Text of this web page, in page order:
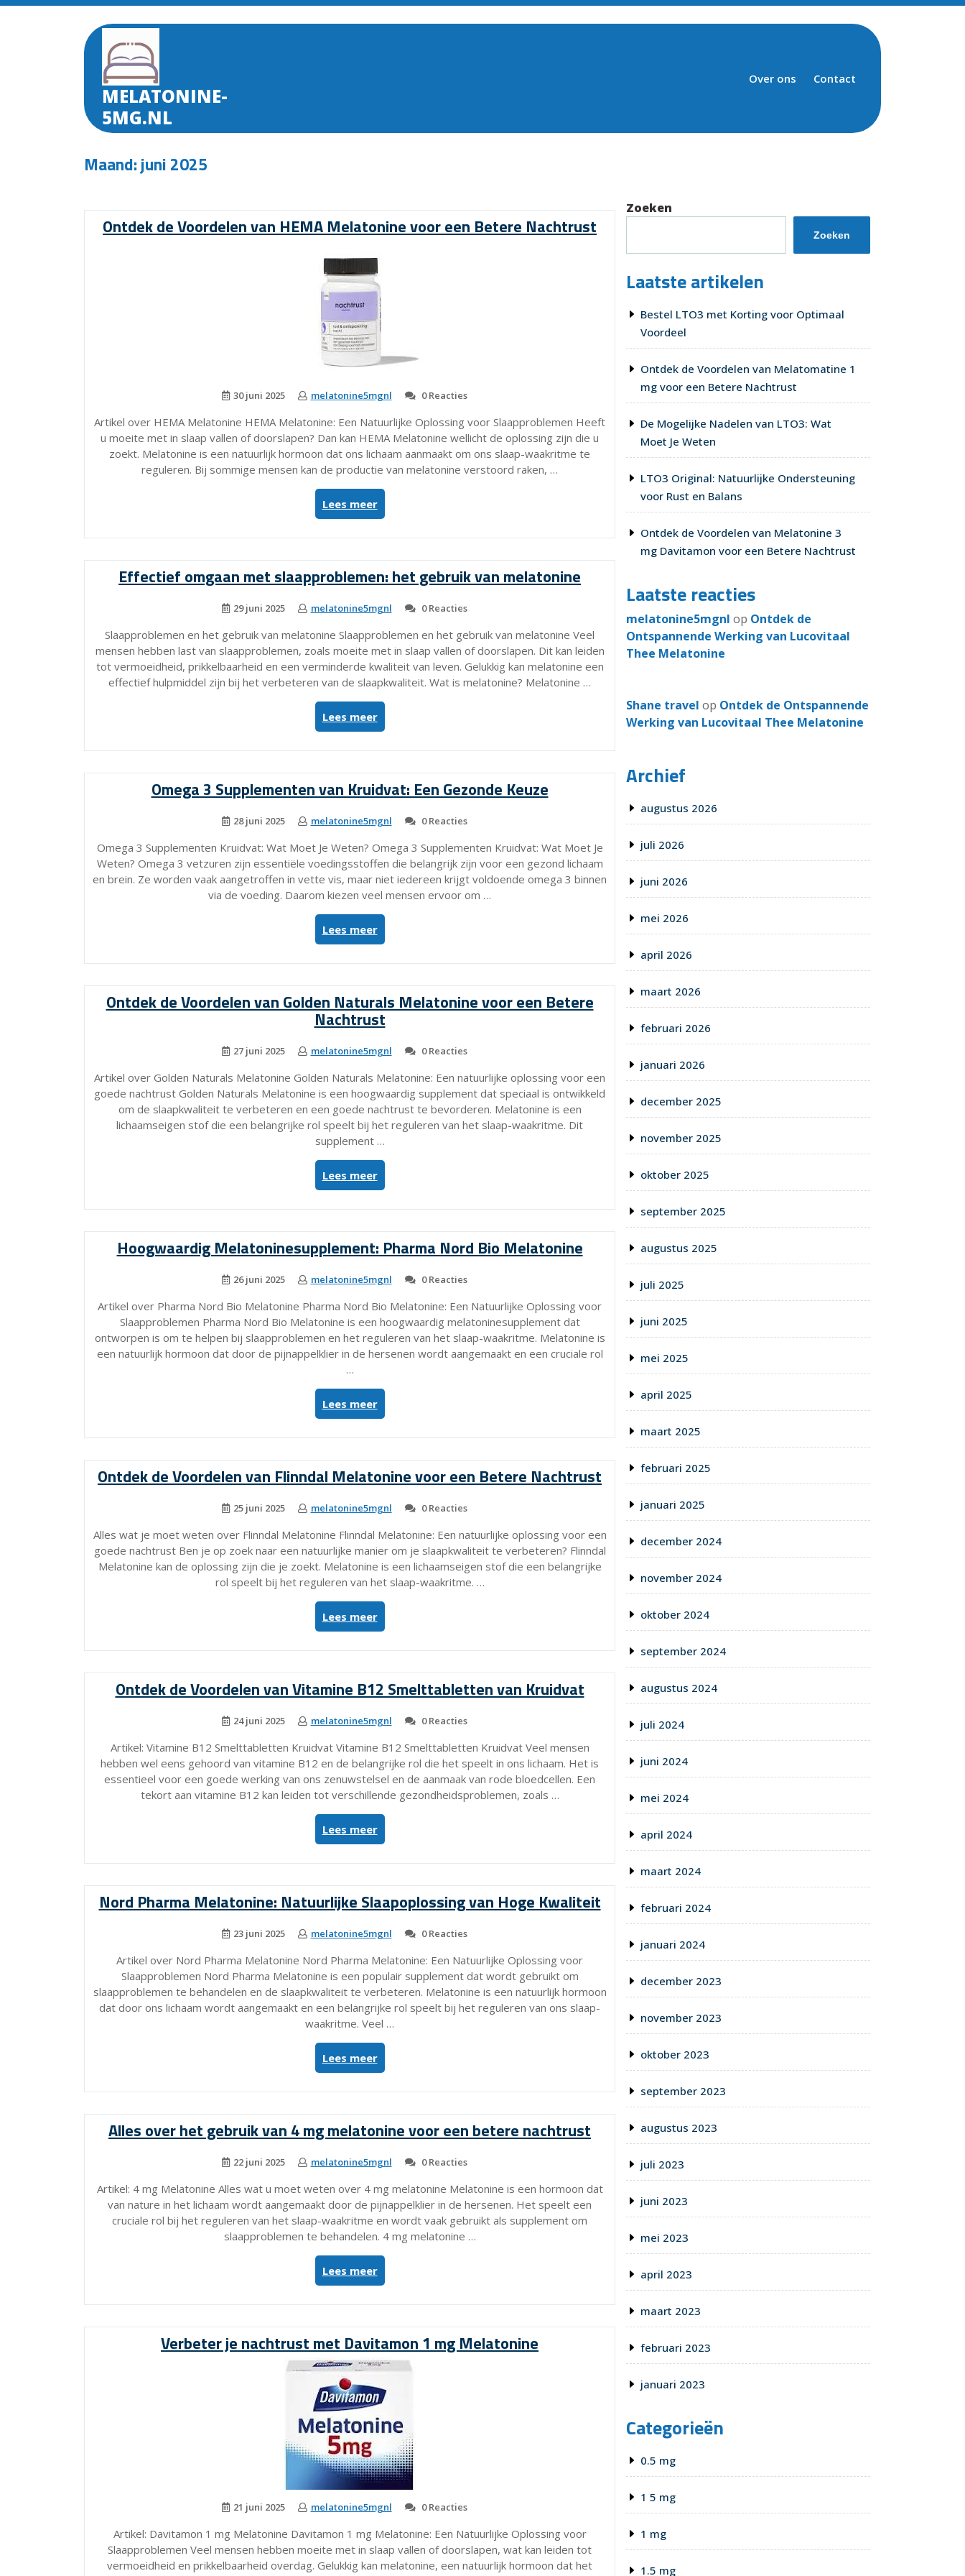
Skip
MELATONINE-
5MG.NL
Over ons Contact
Maand:juni 2025
Ontdek de Voordelen van HEMA Melatonine voor een Betere Nachtrust
30 juni 2025 melatonine5mgnl 0 Reacties
Artikel over HEMA Melatonine HEMA Melatonine: Een Natuurlijke Oplossing voor Slaapproblemen Heeft
u moeite met in slaap vallen of doorslapen? Dan kan HEMA Melatonine wellicht de oplossing zijn die u
zoekt. Melatonine is een natuurlijk hormoon dat ons lichaam aanmaakt om ons slaap-waakritme te
reguleren. Bij sommige mensen kan de productie van melatonine verstoord raken, …
Lees meer“Ontdek
de
Voordelen
Melatonine
een
Betere
Nachtrust”
Effectief omgaan met slaapproblemen: het gebruik van melatonine
29 juni 2025 melatonine5mgnl 0 Reacties
Slaapproblemen en het gebruik van melatonine Slaapproblemen en het gebruik van melatonine Veel
mensen hebben last van slaapproblemen, zoals moeite met in slaap vallen of doorslapen. Dit kan leiden
tot vermoeidheid, prikkelbaarheid en een verminderde kwaliteit van leven. Gelukkig kan melatonine een
effectief hulpmiddel zijn bij het verbeteren van de slaapkwaliteit. Wat is melatonine? Melatonine …
Lees meer“Effectief
omgaan
met
gebruik
melatonine”
Omega 3 Supplementen van Kruidvat: Een Gezonde Keuze
28 juni 2025 melatonine5mgnl 0 Reacties
Omega 3 Supplementen Kruidvat: Wat Moet Je Weten? Omega 3 Supplementen Kruidvat: Wat Moet Je
Weten? Omega 3 vetzuren zijn essentiële voedingsstoffen die belangrijk zijn voor een gezond lichaam
en brein. Ze worden vaak aangetroffen in vette vis, maar niet iedereen krijgt voldoende omega 3 binnen
via de voeding. Daarom kiezen veel mensen ervoor om …
Lees meer“Omega
3
Supplementen
Een
Gezonde
Ontdek de Voordelen van Golden Naturals Melatonine voor een Betere
Nachtrust
27 juni 2025 melatonine5mgnl 0 Reacties
Artikel over Golden Naturals Melatonine Golden Naturals Melatonine: Een natuurlijke oplossing voor een
goede nachtrust Golden Naturals Melatonine is een hoogwaardig supplement dat speciaal is ontwikkeld
om de slaapkwaliteit te verbeteren en een goede nachtrust te bevorderen. Melatonine is een
lichaamseigen stof die een belangrijke rol speelt bij het reguleren van het slaap-waakritme. Dit
supplement …
Lees meer“Ontdek
de
Voordelen
Naturals
voor
een
Betere
Nachtrust”
Hoogwaardig Melatoninesupplement: Pharma Nord Bio Melatonine
26 juni 2025 melatonine5mgnl 0 Reacties
Artikel over Pharma Nord Bio Melatonine Pharma Nord Bio Melatonine: Een Natuurlijke Oplossing voor
Slaapproblemen Pharma Nord Bio Melatonine is een hoogwaardig melatoninesupplement dat
ontworpen is om te helpen bij slaapproblemen en het reguleren van het slaap-waakritme. Melatonine is
een natuurlijk hormoon dat door de pijnappelklier in de hersenen wordt aangemaakt en een cruciale rol
…
Lees meer“Hoogwaardig
Melatoninesupplement:
Pharma
Melatonine”
Ontdek de Voordelen van Flinndal Melatonine voor een Betere Nachtrust
25 juni 2025 melatonine5mgnl 0 Reacties
Alles wat je moet weten over Flinndal Melatonine Flinndal Melatonine: Een natuurlijke oplossing voor een
goede nachtrust Ben je op zoek naar een natuurlijke manier om je slaapkwaliteit te verbeteren? Flinndal
Melatonine kan de oplossing zijn die je zoekt. Melatonine is een lichaamseigen stof die een belangrijke
rol speelt bij het reguleren van het slaap-waakritme. …
Lees meer“Ontdek
de
Voordelen
Melatonine
een
Betere
Nachtrust”
Ontdek de Voordelen van Vitamine B12 Smelttabletten van Kruidvat
24 juni 2025 melatonine5mgnl 0 Reacties
Artikel: Vitamine B12 Smelttabletten Kruidvat Vitamine B12 Smelttabletten Kruidvat Veel mensen
hebben wel eens gehoord van vitamine B12 en de belangrijke rol die het speelt in ons lichaam. Het is
essentieel voor een goede werking van ons zenuwstelsel en de aanmaak van rode bloedcellen. Een
tekort aan vitamine B12 kan leiden tot verschillende gezondheidsproblemen, zoals …
Lees meer“Ontdek
de
Voordelen
B12
van
Kruidvat”
Nord Pharma Melatonine: Natuurlijke Slaapoplossing van Hoge Kwaliteit
23 juni 2025 melatonine5mgnl 0 Reacties
Artikel over Nord Pharma Melatonine Nord Pharma Melatonine: Een Natuurlijke Oplossing voor
Slaapproblemen Nord Pharma Melatonine is een populair supplement dat wordt gebruikt om
slaapproblemen te behandelen en de slaapkwaliteit te verbeteren. Melatonine is een natuurlijk hormoon
dat door ons lichaam wordt aangemaakt en een belangrijke rol speelt bij het reguleren van ons slaap-
waakritme. Veel …
Lees meer“Nord
Pharma
Melatonine:
van
Kwaliteit”
Alles over het gebruik van 4 mg melatonine voor een betere nachtrust
22 juni 2025 melatonine5mgnl 0 Reacties
Artikel: 4 mg Melatonine Alles wat u moet weten over 4 mg melatonine Melatonine is een hormoon dat
van nature in het lichaam wordt aangemaakt door de pijnappelklier in de hersenen. Het speelt een
cruciale rol bij het reguleren van het slaap-waakritme en wordt vaak gebruikt als supplement om
slaapproblemen te behandelen. 4 mg melatonine …
Lees meer“Alles
over
het
4
mg
voor
een
betere
nachtrust”
Verbeter je nachtrust met Davitamon 1 mg Melatonine
21 juni 2025 melatonine5mgnl 0 Reacties
Artikel: Davitamon 1 mg Melatonine Davitamon 1 mg Melatonine: Een Natuurlijke Oplossing voor
Slaapproblemen Veel mensen hebben moeite met in slaap vallen of doorslapen, wat kan leiden tot
vermoeidheid en prikkelbaarheid overdag. Gelukkig kan melatonine, een natuurlijk hormoon dat het
Zoeken
Zoeken
Laatste artikelen
Bestel LTO3 met Korting voor Optimaal
Voordeel
Ontdek de Voordelen van Melatomatine 1
mg voor een Betere Nachtrust
De Mogelijke Nadelen van LTO3: Wat
Moet Je Weten
LTO3 Original: Natuurlijke Ondersteuning
voor Rust en Balans
Ontdek de Voordelen van Melatonine 3
mg Davitamon voor een Betere Nachtrust
Laatste reacties
melatonine5mgnl op Ontdek de
Ontspannende Werking van Lucovitaal
Thee Melatonine
Shane travel op Ontdek de Ontspannende
Werking van Lucovitaal Thee Melatonine
Archief
augustus 2026
juli 2026
juni 2026
mei 2026
april 2026
maart 2026
februari 2026
januari 2026
december 2025
november 2025
oktober 2025
september 2025
augustus 2025
juli 2025
juni 2025
mei 2025
april 2025
maart 2025
februari 2025
januari 2025
december 2024
november 2024
oktober 2024
september 2024
augustus 2024
juli 2024
juni 2024
mei 2024
april 2024
maart 2024
februari 2024
januari 2024
december 2023
november 2023
oktober 2023
september 2023
augustus 2023
juli 2023
juni 2023
mei 2023
april 2023
maart 2023
februari 2023
januari 2023
Categorieën
0.5 mg
1 5 mg
1 mg
1.5 mg